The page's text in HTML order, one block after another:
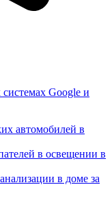
Google и
автомобилей в
в освещении в
в доме за